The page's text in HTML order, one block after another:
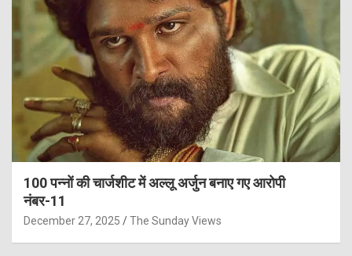
100 पन्नों की चार्जशीट में अल्लू अर्जुन बनाए गए आरोपी
नंबर-11
December 27, 2025 The Sunday Views